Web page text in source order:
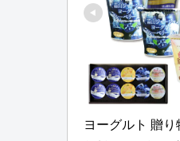
ヨーグルト 贈